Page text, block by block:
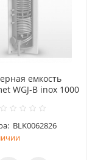
емкость
WGJ-B inox 1000
BLK0062826